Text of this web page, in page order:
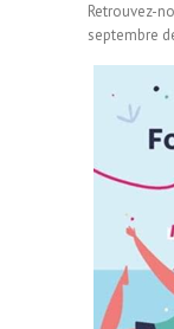
Retrouvez-
septembre